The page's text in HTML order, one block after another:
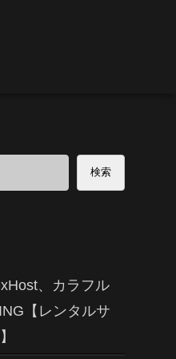
検索
、カラフル
【レンタルサ